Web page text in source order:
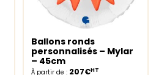
Select options
Ballons ronds
personnalisés – Mylar
– 45cm
À partir de : 207€HT